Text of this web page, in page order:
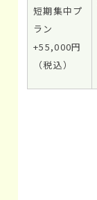
短期集中プ
ラン
+55,000円
（税込）